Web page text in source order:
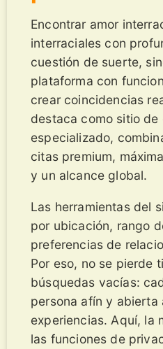
Encontrar amor
interraciales con
cuestión de suerte,
plataforma con
crear coincidencias
destaca como sitio
especializado,
citas premium,
y un alcance global.
Las herramientas del
por ubicación, rango
preferencias de
Por eso, no se pierde
búsquedas vacías:
persona afín y abierta
experiencias. Aquí, la
las funciones de